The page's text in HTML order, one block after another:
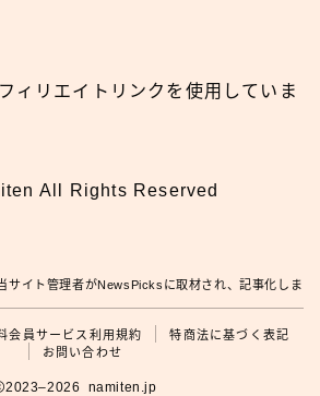
ィリエイトリンクを使用していま
All Rights Reserved
サイト管理者がNewsPicksに取材され、記事化しまし
会員サービス利用規約
特商法に基づく表記
お問い合わせ
2023–2026 namiten.jp